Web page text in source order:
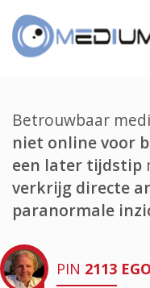
Betrouwbaar
niet online voor
een later tijdstip
verkrijg directe
paranormale
PIN 2113